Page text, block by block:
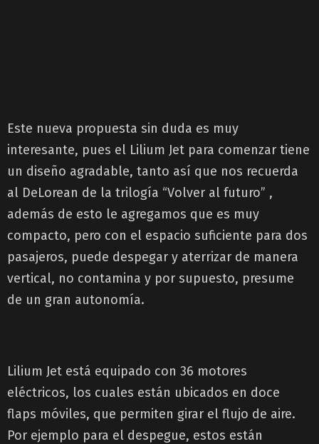
Este nueva propuesta sin duda es muy
interesante, pues el Lilium Jet para comenzar tiene
un diseño agradable, tanto así que nos recuerda
al DeLorean de la trilogía “Volver al futuro” ,
además de esto le agregamos que es muy
compacto, pero con el espacio suficiente para dos
pasajeros, puede despegar y aterrizar de manera
vertical, no contamina y por supuesto, presume
de un gran autonomía.
Lilium Jet está equipado con 36 motores
eléctricos, los cuales están ubicados en doce
flaps móviles, que permiten girar el flujo de aire.
Por ejemplo para el despegue, estos están